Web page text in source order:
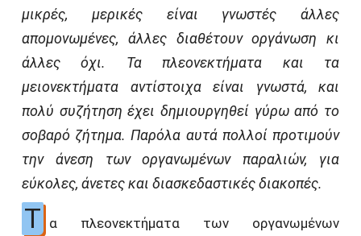
μικρές, μερικές είναι γνωστές άλλες
απομονωμένες, άλλες διαθέτουν οργάνωση κι
άλλες όχι. Τα πλεονεκτήματα και τα
μειονεκτήματα αντίστοιχα είναι γνωστά, και
πολύ συζήτηση έχει δημιουργηθεί γύρω από το
σοβαρό ζήτημα. Παρόλα αυτά πολλοί προτιμούν
την άνεση των οργανωμένων παραλιών, για
εύκολες, άνετες και διασκεδαστικές διακοπές.
Τ α πλεονεκτήματα των οργανωμένων